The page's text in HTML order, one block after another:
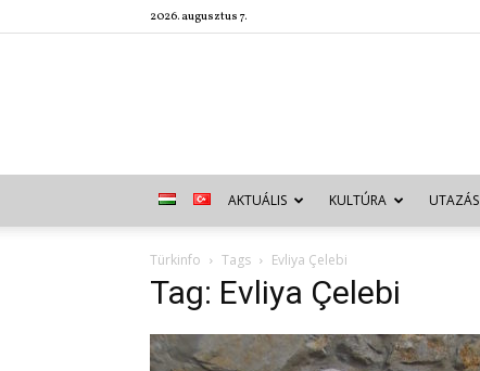
2026. augusztus 7.
AKTUÁLIS KULTÚRA UTAZÁS
Türkinfo Tags Evliya Çelebi
Tag: Evliya Çelebi